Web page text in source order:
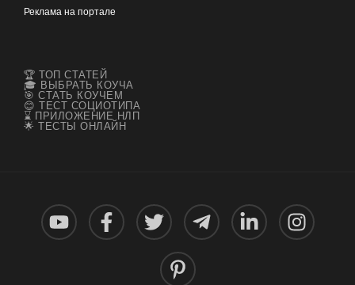
Реклама на портале
🏆 ТОП СТАТЕЙ
🎓 ВЫБРАТЬ КОУЧА
🎯 СТАТЬ КОУЧЕМ
😊 ТЕСТ СОЦИОТИПА
⌛ ПРИЛОЖЕНИЕ НЛП
🌟 ТЕСТЫ ОНЛАЙН